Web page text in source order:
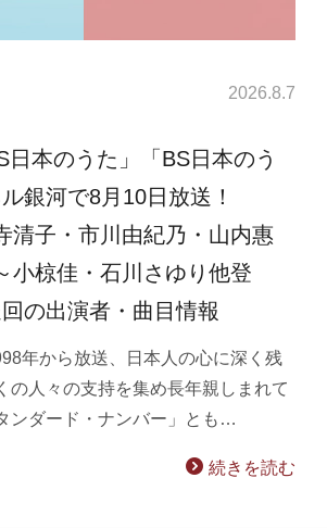
2026.8.7
日本のうた」「BS日本のう
銀河で8月10日放送！
清子・市川由紀乃・山内惠
小椋佳・石川さゆり他登
の出演者・曲目情報
年から放送、日本人の心に深く残
の人々の支持を集め長年親しまれて
ンダード・ナンバー」とも…
続きを読む